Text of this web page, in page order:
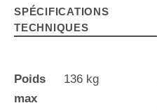
SPÉCIFICATIONS
TECHNIQUES
Poids
max
136 kg